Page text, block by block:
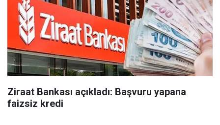
Ziraat Bankası açıkladı: Başvuru yapana
faizsiz kredi